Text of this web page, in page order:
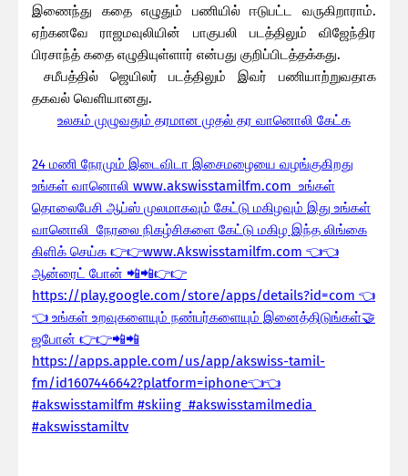
இணைந்து கதை எழுதும் பணியில் ஈடுபட்ட வருகிறாராம்.
ஏற்கனவே ராஜமவுலியின் பாகுபலி படத்திலும் விஜேந்திர
பிரசாந்த் கதை எழுதியுள்ளார் என்பது குறிப்பிடத்தக்கது.
சமீபத்தில் ஜெயிலர் படத்திலும் இவர் பணியாற்றுவதாக
தகவல் வெளியானது.
உலகம் முழுவதும் தரமான முதல் தர வானொலி கேட்க
24 மணி நேரமும் இடைவிடா இசைமழையை வழங்குகிறது
உங்கள் வானொலி www.akswisstamilfm.com உங்கள்
தொலைபேசி ஆப்ஸ் முலமாகவும் கேட்டு மகிழவும் இது உங்கள்
வானொலி நேரலை நிகழ்சிகளை கேட்டு மகிழ இந்த லிங்கை
கிளிக் செய்க 👉👉www.Akswisstamilfm.com 👈👈
ஆன்ரைட் போன் 📲📲👉👉
https://play.google.com/store/apps/details?id=com 👈
👈 உங்கள் உறவுகளையும் நண்பர்களையும் இனைத்திடுங்கள்🤝
ஜபோன் 👉👉📲📲
https://apps.apple.com/us/app/akswiss-tamil-
fm/id1607446642?platform=iphone👈👈
#akswisstamilfm #skiing #akswisstamilmedia
#akswisstamiltv